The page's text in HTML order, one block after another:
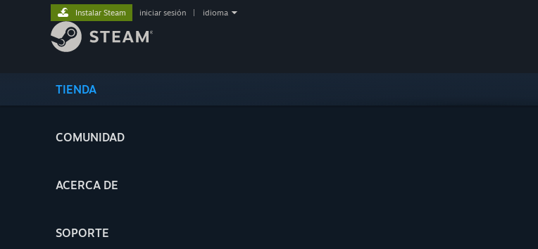
TIENDA
COMUNIDAD
ACERCA DE
SOPORTE
Instalar Steam iniciar sesión idioma